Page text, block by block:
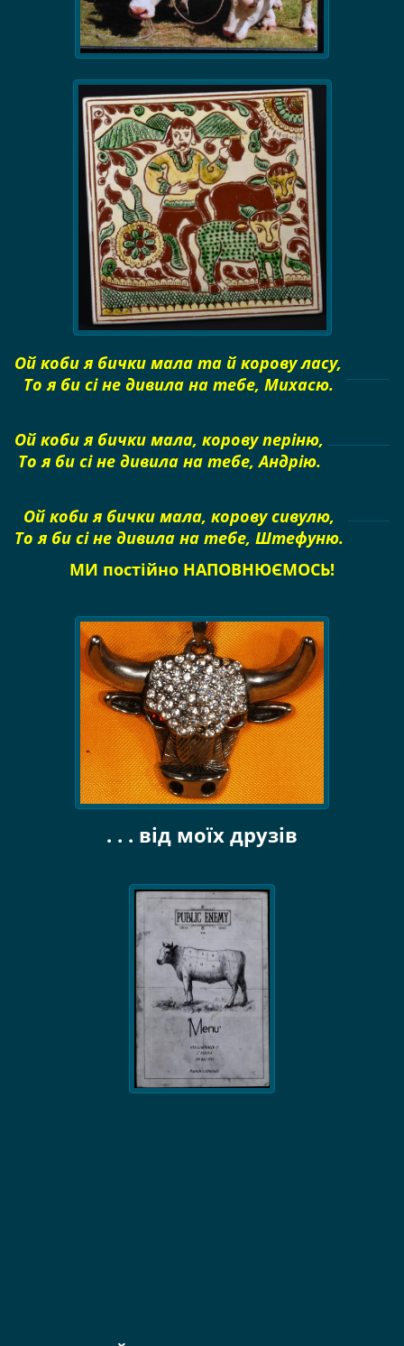
Ой коби я бички мала та й корову ласу,
То я би сі не дивила на тебе, Михасю.
Ой коби я бички мала, корову періню,
То я би сі не дивила на тебе, Андрію.
Ой коби я бички мала, корову сивулю,
То я би сі не дивила на тебе, Штефуню.
МИ постійно НАПОВНЮЄМОСЬ!
. . . від моїх друзів